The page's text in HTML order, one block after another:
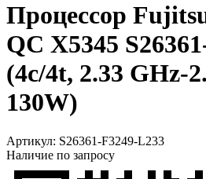
Процессор
QC X5345
(4c/4t, 2.33 GHz-
130W)
Артикул: S26361-F3249-L233
Наличие по запросу